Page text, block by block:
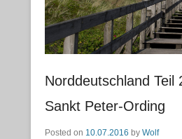
Norddeutschland Teil
Sankt Peter-Ording
Posted on 10.07.2016 by Wolf